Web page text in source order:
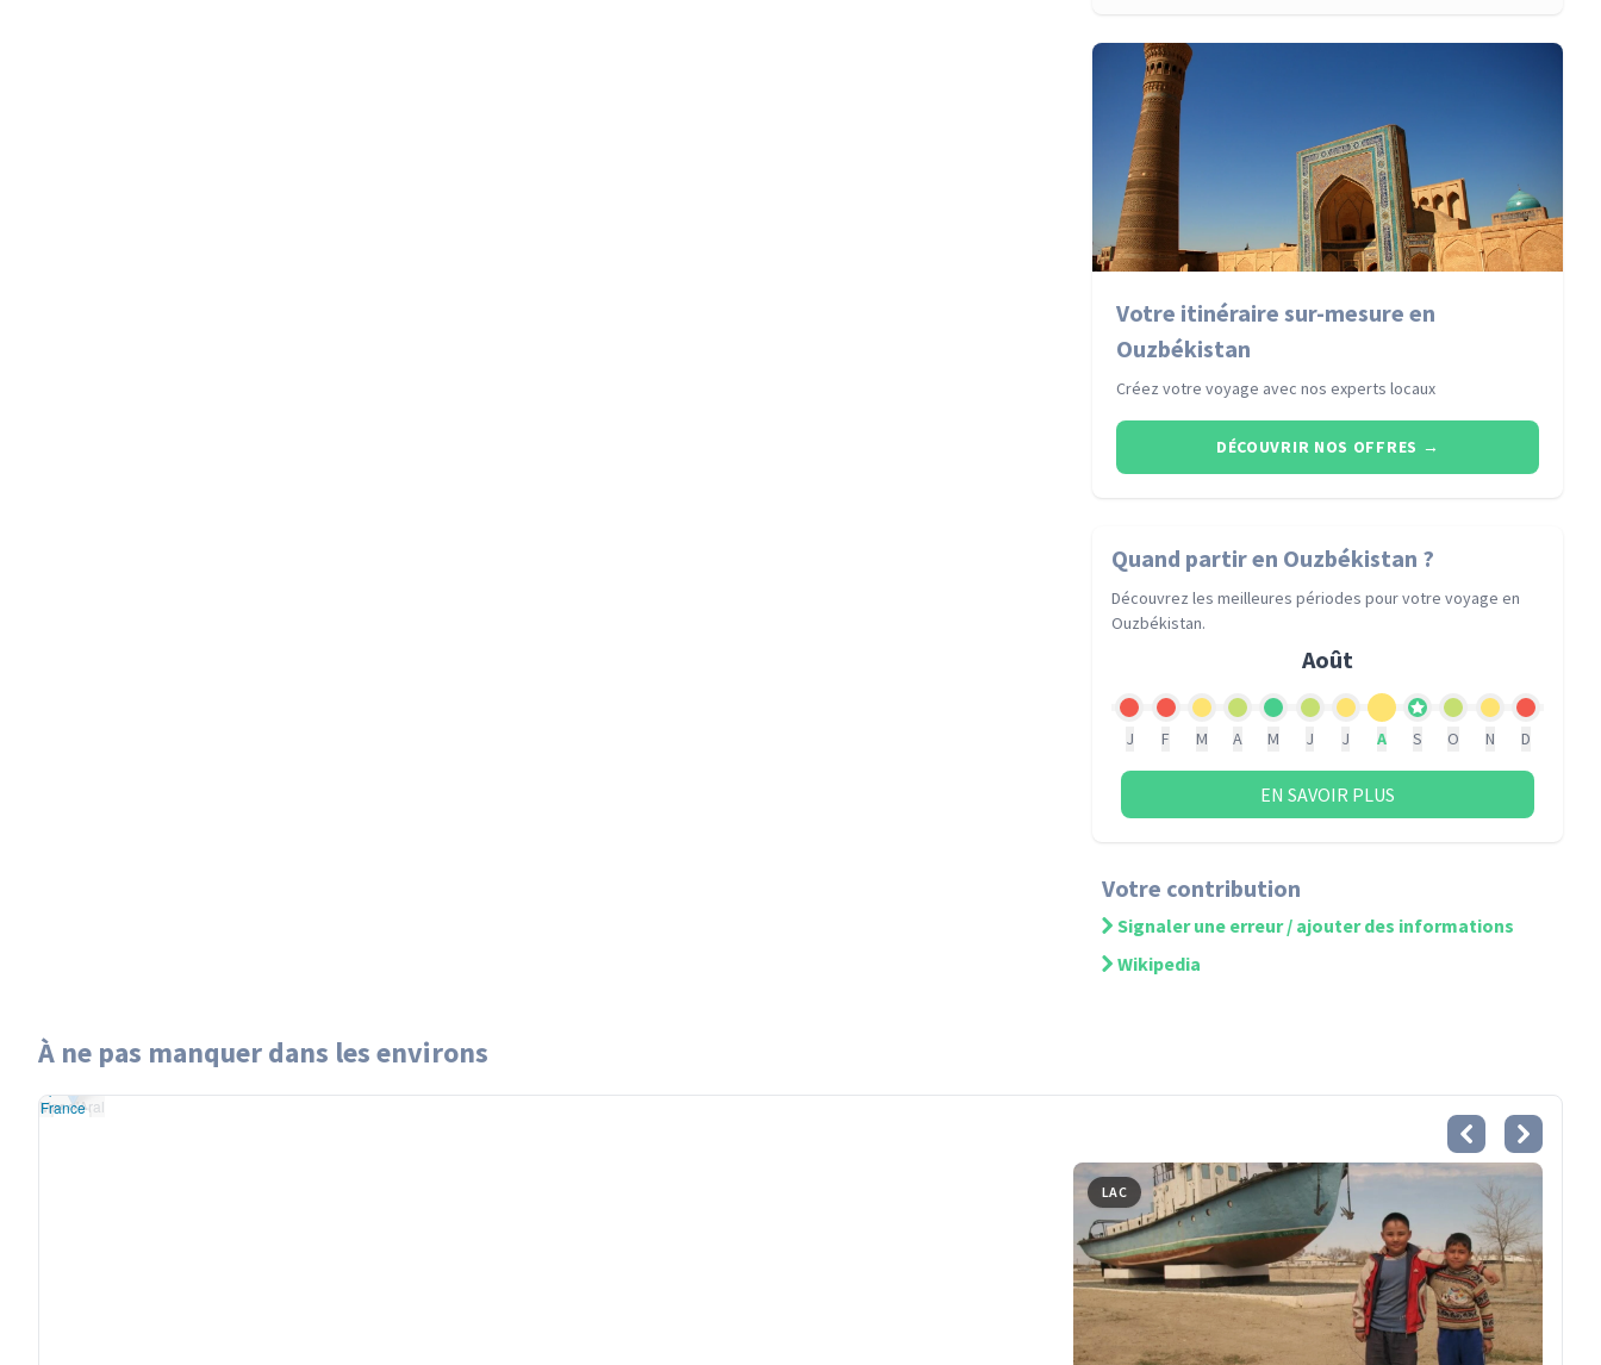
Votre itinéraire sur-mesure en
Ouzbékistan
Créez votre voyage avec nos experts locaux
DÉCOUVRIR NOS OFFRES →
Quand partiren Ouzbékistan ?
Découvrez les meilleures périodes pour votre voyageen
Ouzbékistan.
Août
J F M A M J J A S O N D
EN SAVOIR PLUS
Votre contribution
Signaler une erreur / ajouter des informations
Wikipedia
À ne pas manquer dans les environs
données ©
OSM France
Mer d'Aral
LAC